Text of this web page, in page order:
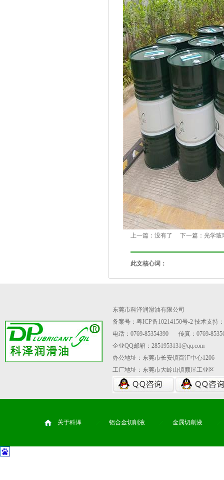
上一篇：没有了 下一篇： 光学玻
此文核心词：
东莞市科泽润滑油有限公司
备案号：粤ICP备10214150号-2 技术支持：
电话：0769-85354390
传真：0769-
企业QQ邮箱：2851953131@qq.com
办公地址：东莞市长安镇百汇中心1206
工厂地址：东莞市大岭山镇颜屋工业区
关于科泽 铝合金切削液 金属切削液